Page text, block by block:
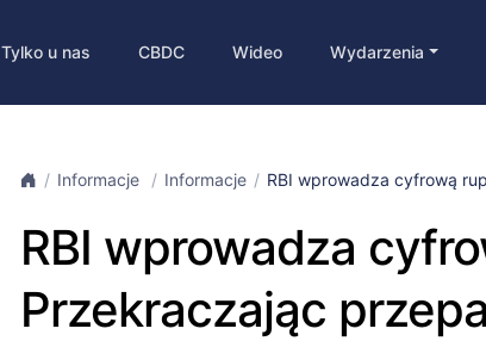
Tylko u nas CBDC Wideo Wydarzenia
Informacje Informacje RBI wprowadza cyfrową
RBI wprowadza
Przekraczając